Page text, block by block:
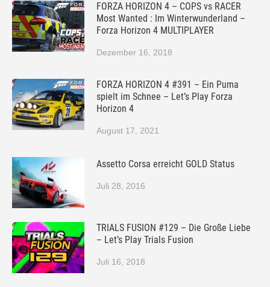
FORZA HORIZON 4 – COPS vs RACER
Most Wanted : Im Winterwunderland –
Forza Horizon 4 MULTIPLAYER
Dezember 16, 2018
FORZA HORIZON 4 #391 – Ein Puma
spielt im Schnee – Let’s Play Forza
Horizon 4
August 17, 2021
Assetto Corsa erreicht GOLD Status
Juli 28, 2016
TRIALS FUSION #129 – Die Große Liebe
– Let’s Play Trials Fusion
Juli 16, 2018